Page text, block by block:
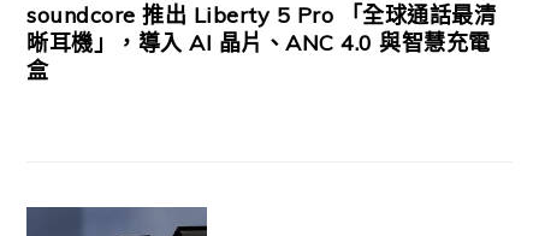
soundcore 推出 Liberty 5 Pro 「全球通話最清
晰耳機」，導入 AI 晶片、ANC 4.0 與智慧充電
盒